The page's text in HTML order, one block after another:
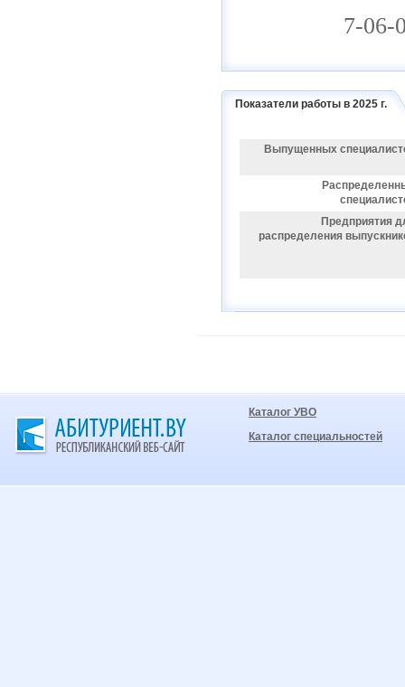
7-06-
Показатели работы в 2025 г.
Выпущенных
Предприятия
распределения
Каталог УВО
Каталог специальностей